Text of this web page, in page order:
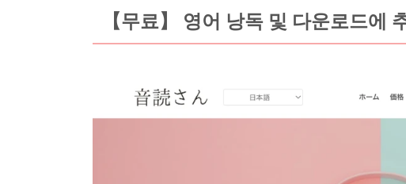
【무료】 영어 낭독 및 다운로드에